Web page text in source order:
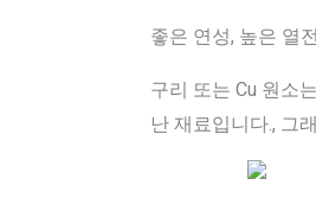
좋은 연성, 높은 열
구리 또는 Cu 원소
난 재료입니다., 그